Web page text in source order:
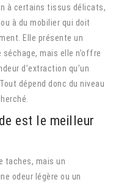
à certains tissus délicats,
à du mobilier qui doit
Elle présente un
mais elle n’offre
d’extraction qu’un
dépend donc du niveau
est le meilleur
taches, mais un
odeur légère ou un